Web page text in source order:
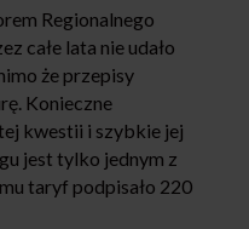
Regionalnego
całe lata nie udało
że przepisy
Konieczne
kwestii i szybkie jej
jest tylko jednym z
taryf podpisało 220